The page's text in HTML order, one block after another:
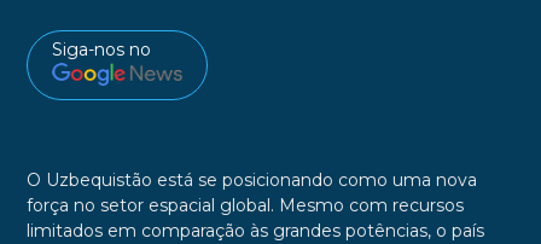
Siga-nos no
O Uzbequistão está se posicionando como uma nova
força no setor espacial global. Mesmo com recursos
limitados em comparação às grandes potências, o país